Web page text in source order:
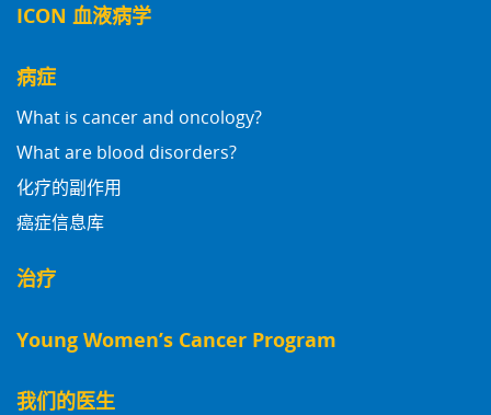
ICON 血液病学
病症
What is cancer and oncology?
What are blood disorders?
化疗的副作用
癌症信息库
治疗
Young Women’s Cancer Program
我们的医生